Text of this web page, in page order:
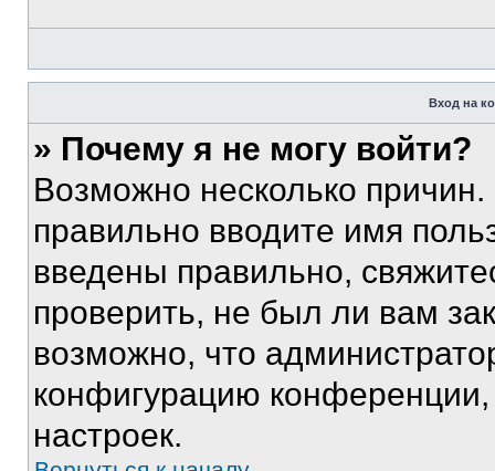
Вход на
» Почему я не могу войти?
Возможно несколько
правильно вводите имя
введены правильно,
проверить, не был ли вам
возможно, что
конфигурацию
настроек.